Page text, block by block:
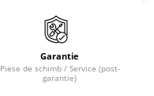
Garantie
Piese de schimb / Service (post-
garantie)